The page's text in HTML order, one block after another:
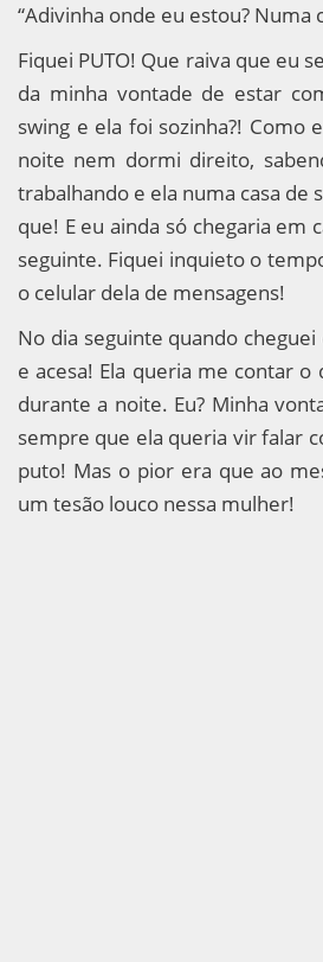
“Adivinha onde eu estou? Numa
Fiquei PUTO! Que raiva que eu
da minha vontade de estar
swing e ela foi sozinha?! Como
noite nem dormi direito,
trabalhando e ela numa casa de
que! E eu ainda só chegaria em
seguinte. Fiquei inquieto o
o celular dela de mensagens!
No dia seguinte quando
e acesa! Ela queria me contar o
durante a noite. Eu? Minha
sempre que ela queria vir falar
puto! Mas o pior era que ao
um tesão louco nessa mulher!